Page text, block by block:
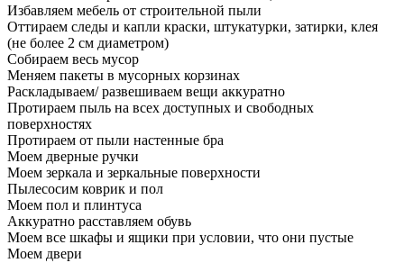
Избавляем мебель от строительной пыли
Оттираем следы и капли краски, штукатурки, затирки, клея
(не более 2 см диаметром)
Собираем весь мусор
Меняем пакеты в мусорных корзинах
Раскладываем/ развешиваем вещи аккуратно
Протираем пыль на всех доступных и свободных
поверхностях
Протираем от пыли настенные бра
Моем дверные ручки
Моем зеркала и зеркальные поверхности
Пылесосим коврик и пол
Моем пол и плинтуса
Аккуратно расставляем обувь
Моем все шкафы и ящики при условии, что они пустые
Моем двери